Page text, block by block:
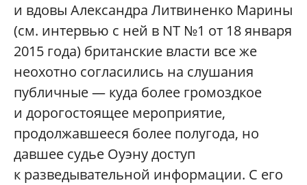
и вдовы Александра Литвиненко Марины
(см. интервью с ней в NT №1 от 18 января
2015 года) британские власти все же
неохотно согласились на слушания
публичные — куда более громоздкое
и дорогостоящее мероприятие,
продолжавшееся более полугода, но
давшее судье Оуэну доступ
к разведывательной информации. С его